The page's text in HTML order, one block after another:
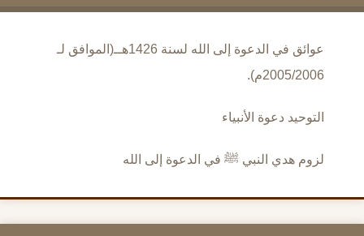
عوائق في الدعوة إلى الله لسنة 1426هــ(الموافق لـ
2005/2006م).
التوحيد دعوة الأنبياء
لزوم هدي النبي ﷺ في الدعوة إلى الله